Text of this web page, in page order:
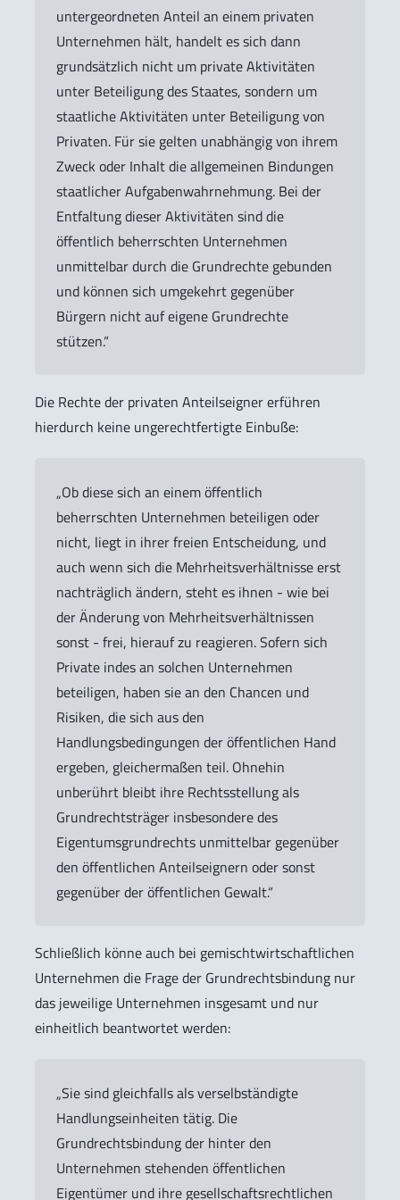
untergeordneten Anteil an einem privaten
Unternehmen hält, handelt es sich dann
grundsätzlich nicht um private Aktivitäten
unter Beteiligung des Staates, sondern um
staatliche Aktivitäten unter Beteiligung von
Privaten. Für sie gelten unabhängig von ihrem
Zweck oder Inhalt die allgemeinen Bindungen
staatlicher Aufgabenwahrnehmung. Bei der
Entfaltung dieser Aktivitäten sind die
öffentlich beherrschten Unternehmen
unmittelbar durch die Grundrechte gebunden
und können sich umgekehrt gegenüber
Bürgern nicht auf eigene Grundrechte
stützen.“
Die Rechte der privaten Anteilseigner erführen
hierdurch keine ungerechtfertigte Einbuße:
„Ob diese sich an einem öffentlich
beherrschten Unternehmen beteiligen oder
nicht, liegt in ihrer freien Entscheidung, und
auch wenn sich die Mehrheitsverhältnisse erst
nachträglich ändern, steht es ihnen - wie bei
der Änderung von Mehrheitsverhältnissen
sonst - frei, hierauf zu reagieren. Sofern sich
Private indes an solchen Unternehmen
beteiligen, haben sie an den Chancen und
Risiken, die sich aus den
Handlungsbedingungen der öffentlichen Hand
ergeben, gleichermaßen teil. Ohnehin
unberührt bleibt ihre Rechtsstellung als
Grundrechtsträger insbesondere des
Eigentumsgrundrechts unmittelbar gegenüber
den öffentlichen Anteilseignern oder sonst
gegenüber der öffentlichen Gewalt.“
Schließlich könne auch bei gemischtwirtschaftlichen
Unternehmen die Frage der Grundrechtsbindung nur
das jeweilige Unternehmen insgesamt und nur
einheitlich beantwortet werden:
„Sie sind gleichfalls als verselbständigte
Handlungseinheiten tätig. Die
Grundrechtsbindung der hinter den
Unternehmen stehenden öffentlichen
Eigentümer und ihre gesellschaftsrechtlichen